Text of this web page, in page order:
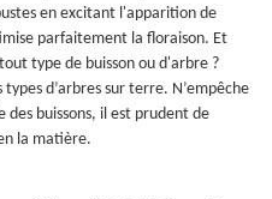
en excitant l'apparition de
parfaitement la floraison. Et
type de buisson ou d'arbre ?
d’arbres sur terre. N’empêche
buissons, il est prudent de
la matière.